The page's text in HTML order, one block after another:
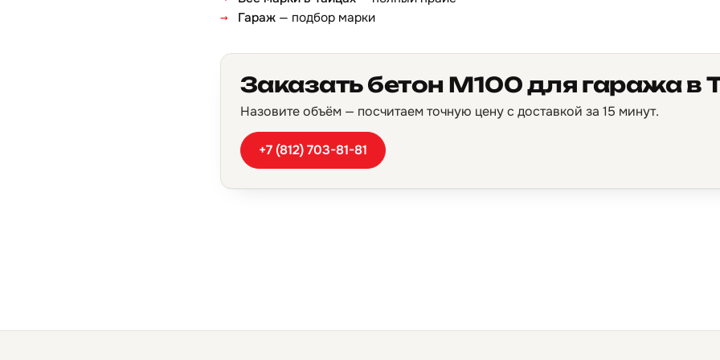
Гараж — подбор марки
Заказать бетон М100 для гаража в
Назовите объём — посчитаем точную цену с доставкой за 15 минут.
+7 (812) 703-81-81